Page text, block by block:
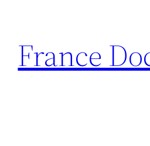
contenu
France